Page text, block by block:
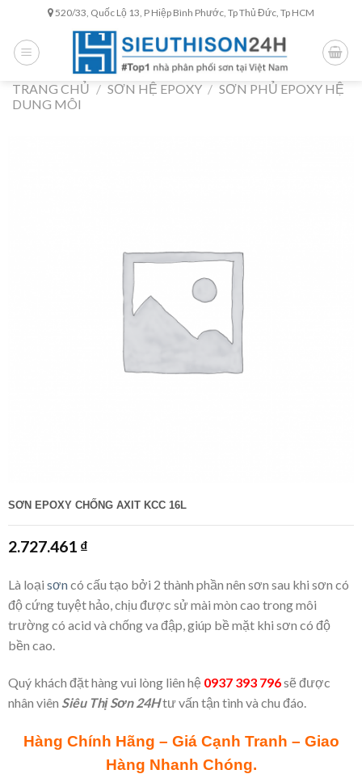
content
520/33, Quốc Lộ 13, P Hiệp Bình Phước, Tp Thủ Đức, Tp HCM
TRANG CHỦ / SƠN HỆ EPOXY / SƠN PHỦ EPOXY HỆ
DUNG MÔI
SƠN EPOXY CHỐNG AXIT KCC 16L
2.727.461 ₫
Là loại sơncó cấu tạo bởi 2 thành phần nên sơn sau khi sơn có
độ cứng tuyệt hảo, chịu được sử mài mòn cao trong môi
trường có acid và chống va đập, giúp bề mặt khi sơn có độ
bền cao.
Quý khách đặt hàng vui lòng liên hệ 0937 393 796sẽ được
nhân viên Siêu Thị Sơn 24Htư vấn tận tình và chu đáo.
Hàng Chính Hãng – Giá Cạnh Tranh – Giao
Hàng Nhanh Chóng.